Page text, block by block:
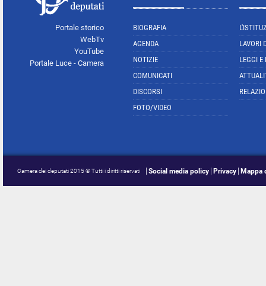
Portale storico
WebTv
YouTube
Portale Luce - Camera
BIOGRAFIA
AGENDA
NOTIZIE
COMUNICATI
DISCORSI
FOTO/VIDEO
LAVORI
LEGGI E
Camera dei deputati 2015 © Tutti i diritti riservati Social media policy Privacy Mappa